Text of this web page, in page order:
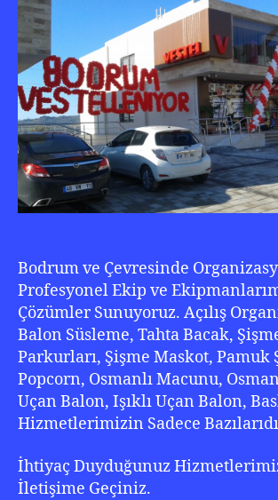
Bodrum ve Çevresinde
Profesyonel Ekip ve
Çözümler Sunuyoruz. Açılış
Balon Süsleme, Tahta Bacak,
Parkurları, Şişme Maskot, Pamuk
Popcorn, Osmanlı Macunu,
Uçan Balon, Işıklı Uçan Balon,
Hizmetlerimizin Sadece
İhtiyaç Duyduğunuz
İletişime Geçiniz.